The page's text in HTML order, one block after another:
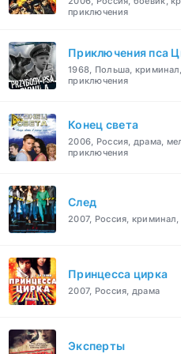
приключения
Приключения пса
1968, Польша, криминал,
приключения
Конец света
2006, Россия, драма,
приключения
След
2007, Россия, криминал,
Принцесса цирка
2007, Россия, драма
Эксперты